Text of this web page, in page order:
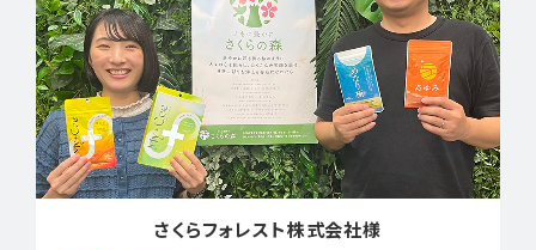
さくらフォレスト株式会社様